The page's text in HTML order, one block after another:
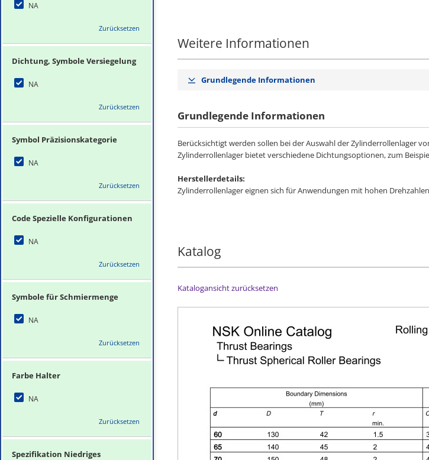
NA
Zurücksetzen
Dichtung, Symbole Versiegelung
NA
Zurücksetzen
Symbol Präzisionskategorie
NA
Zurücksetzen
Code Spezielle Konfigurationen
NA
Zurücksetzen
Symbole für Schmiermenge
NA
Zurücksetzen
Farbe Halter
NA
Zurücksetzen
Spezifikation Niedriges
Weitere Informationen
Grundlegende Informationen
Grundlegende Informationen
Berücksichtigt werden sollen bei der Auswahl der Zylinderrollenlager
Zylinderrollenlager bietet verschiedene Dichtungsoptionen, zum
Herstellerdetails:
Zylinderrollenlager eignen sich für Anwendungen mit hohen
Katalog
Katalogansicht zurücksetzen